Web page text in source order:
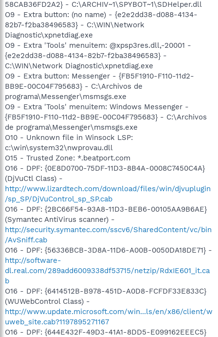
58CAB36FD2A2} - C:\ARCHIV~1\SPYBOT~1\SDHelper.dll
O9 - Extra button: (no name) - {e2e2dd38-d088-4134-
82b7-f2ba38496583} - C:\WIN\Network
Diagnostic\xpnetdiag.exe
O9 - Extra 'Tools' menuitem: @xpsp3res.dll,-20001 -
{e2e2dd38-d088-4134-82b7-f2ba38496583} -
C:\WIN\Network Diagnostic\xpnetdiag.exe
O9 - Extra button: Messenger - {FB5F1910-F110-11d2-
BB9E-00C04F795683} - C:\Archivos de
programa\Messenger\msmsgs.exe
O9 - Extra 'Tools' menuitem: Windows Messenger -
{FB5F1910-F110-11d2-BB9E-00C04F795683} - C:\Archivos
de programa\Messenger\msmsgs.exe
O10 - Unknown file in Winsock LSP:
c:\win\system32\nwprovau.dll
O15 - Trusted Zone: *.beatport.com
O16 - DPF: {0E8D0700-75DF-11D3-8B4A-0008C7450C4A}
(DjVuCtl Class) -
http://www.lizardtech.com/download/files/win/djvuplugin
/sp_SP/DjVuControl_sp_SP.cab
O16 - DPF: {2BC66F54-93A8-11D3-BEB6-00105AA9B6AE}
(Symantec AntiVirus scanner) -
http://security.symantec.com/sscv6/SharedContent/vc/bin
/AvSniff.cab
O16 - DPF: {56336BCB-3D8A-11D6-A00B-0050DA18DE71} -
http://software-
dl.real.com/289add6009338df53715/netzip/RdxIE601_it.ca
b
O16 - DPF: {6414512B-B978-451D-A0D8-FCFDF33E833C}
(WUWebControl Class) -
http://www.update.microsoft.com/win...ls/en/x86/client/w
uweb_site.cab?1197895271167
O16 - DPF: {644E432F-49D3-41A1-8DD5-E099162EEEC5}